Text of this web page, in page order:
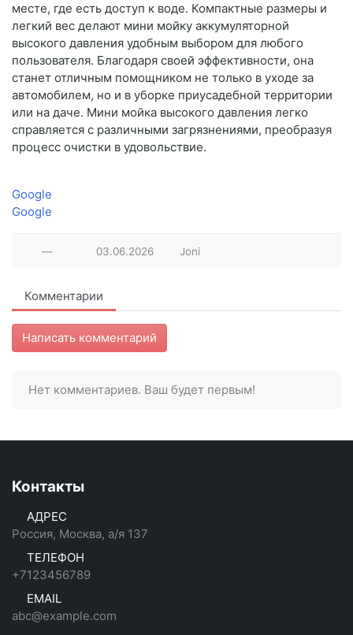
месте, где есть доступ к воде. Компактные размеры и
легкий вес делают мини мойку аккумуляторной
высокого давления удобным выбором для любого
пользователя. Благодаря своей эффективности, она
станет отличным помощником не только в уходе за
автомобилем, но и в уборке приусадебной территории
или на даче. Мини мойка высокого давления легко
справляется с различными загрязнениями, преобразуя
процесс очистки в удовольствие.
Google
Google
— 03.06.2026 Joni
Комментарии
Написать комментарий
Нет комментариев. Ваш будет первым!
Контакты
АДРЕС
Россия, Москва, а/я 137
ТЕЛЕФОН
+7123456789
EMAIL
abc@example.com